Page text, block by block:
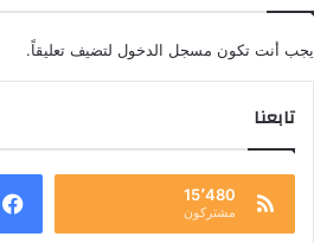
يجب أنت تكون مسجل الدخول لتضيف تعليقاً.
تابعنا
15٬480
مشتركون